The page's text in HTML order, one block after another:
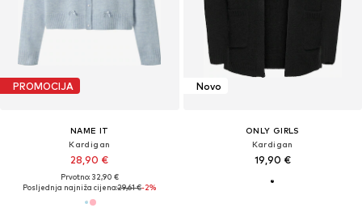
PROMOCIJA
NAME IT
Kardigan
28,90 €
Prvotno: 32,90 €
Posljednja najniža cijena:29,61 €-2%
Novo
ONLY GIRLS
Kardigan
19,90 €